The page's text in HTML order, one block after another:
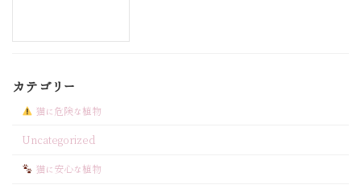
カテゴリー
猫に危険な植物
Uncategorized
猫に安心な植物